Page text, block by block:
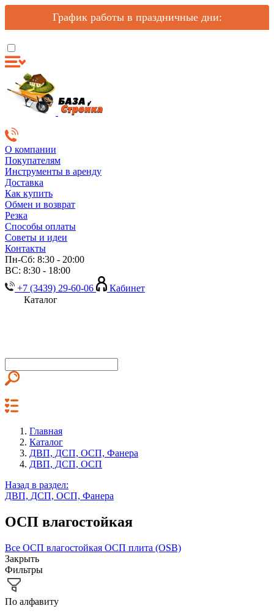
График работы в праздничные дни:
О компании
Покупателям
Инструменты в аренду
Доставка
Как купить
Обмен и возврат
Резка
Способы оплаты
Советы и идеи
Контакты
Пн-Сб: 8:30 - 20:00
ВС: 8:30 - 18:00
+7 (3439) 29-60-06
Кабинет
Каталог
Главная
Каталог
ДВП, ДСП, ОСП, Фанера
ДВП, ДСП, ОСП
Назад в раздел:
ДВП, ДСП, ОСП, Фанера
ОСП влагостойкая
Все ОСП влагостойкая ОСП плита (OSB)
Закрыть
Фильтры
По алфавиту